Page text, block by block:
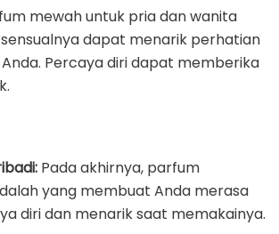
mewah untuk pria dan wanita
dapat menarik perhatian
Percaya diri dapat memberika
Pada akhirnya, parfum
yang membuat Anda merasa
diri dan menarik saat memakainya.